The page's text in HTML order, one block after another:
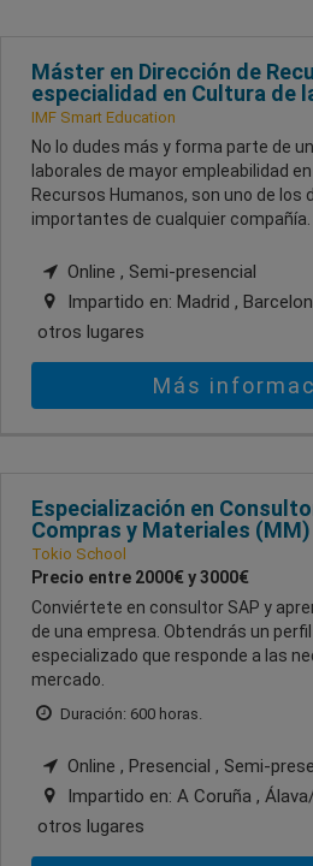
Máster en Dirección de
especialidad en Cultura de
IMF Smart Education
No lo dudes más y forma parte de
laborales de mayor empleabilidad
Recursos Humanos, son uno de
importantes de cualquier compañía.
Online , Semi-presencial
Impartido en: Madrid ,
otros lugares
Más
Especialización en
Compras y Materiales (MM)
Tokio School
Precio entre 2000€ y 3000€
Conviértete en consultor SAP y
de una empresa. Obtendrás un
especializado que responde a las
mercado.
Duración: 600 horas.
Online , Presencial , Semi-
Impartido en: A Coruña ,
otros lugares